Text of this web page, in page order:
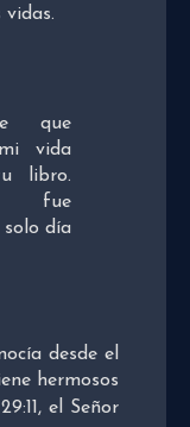
vidas.
que
vida
libro.
fue
solo día
desde el
hermosos
el Señor